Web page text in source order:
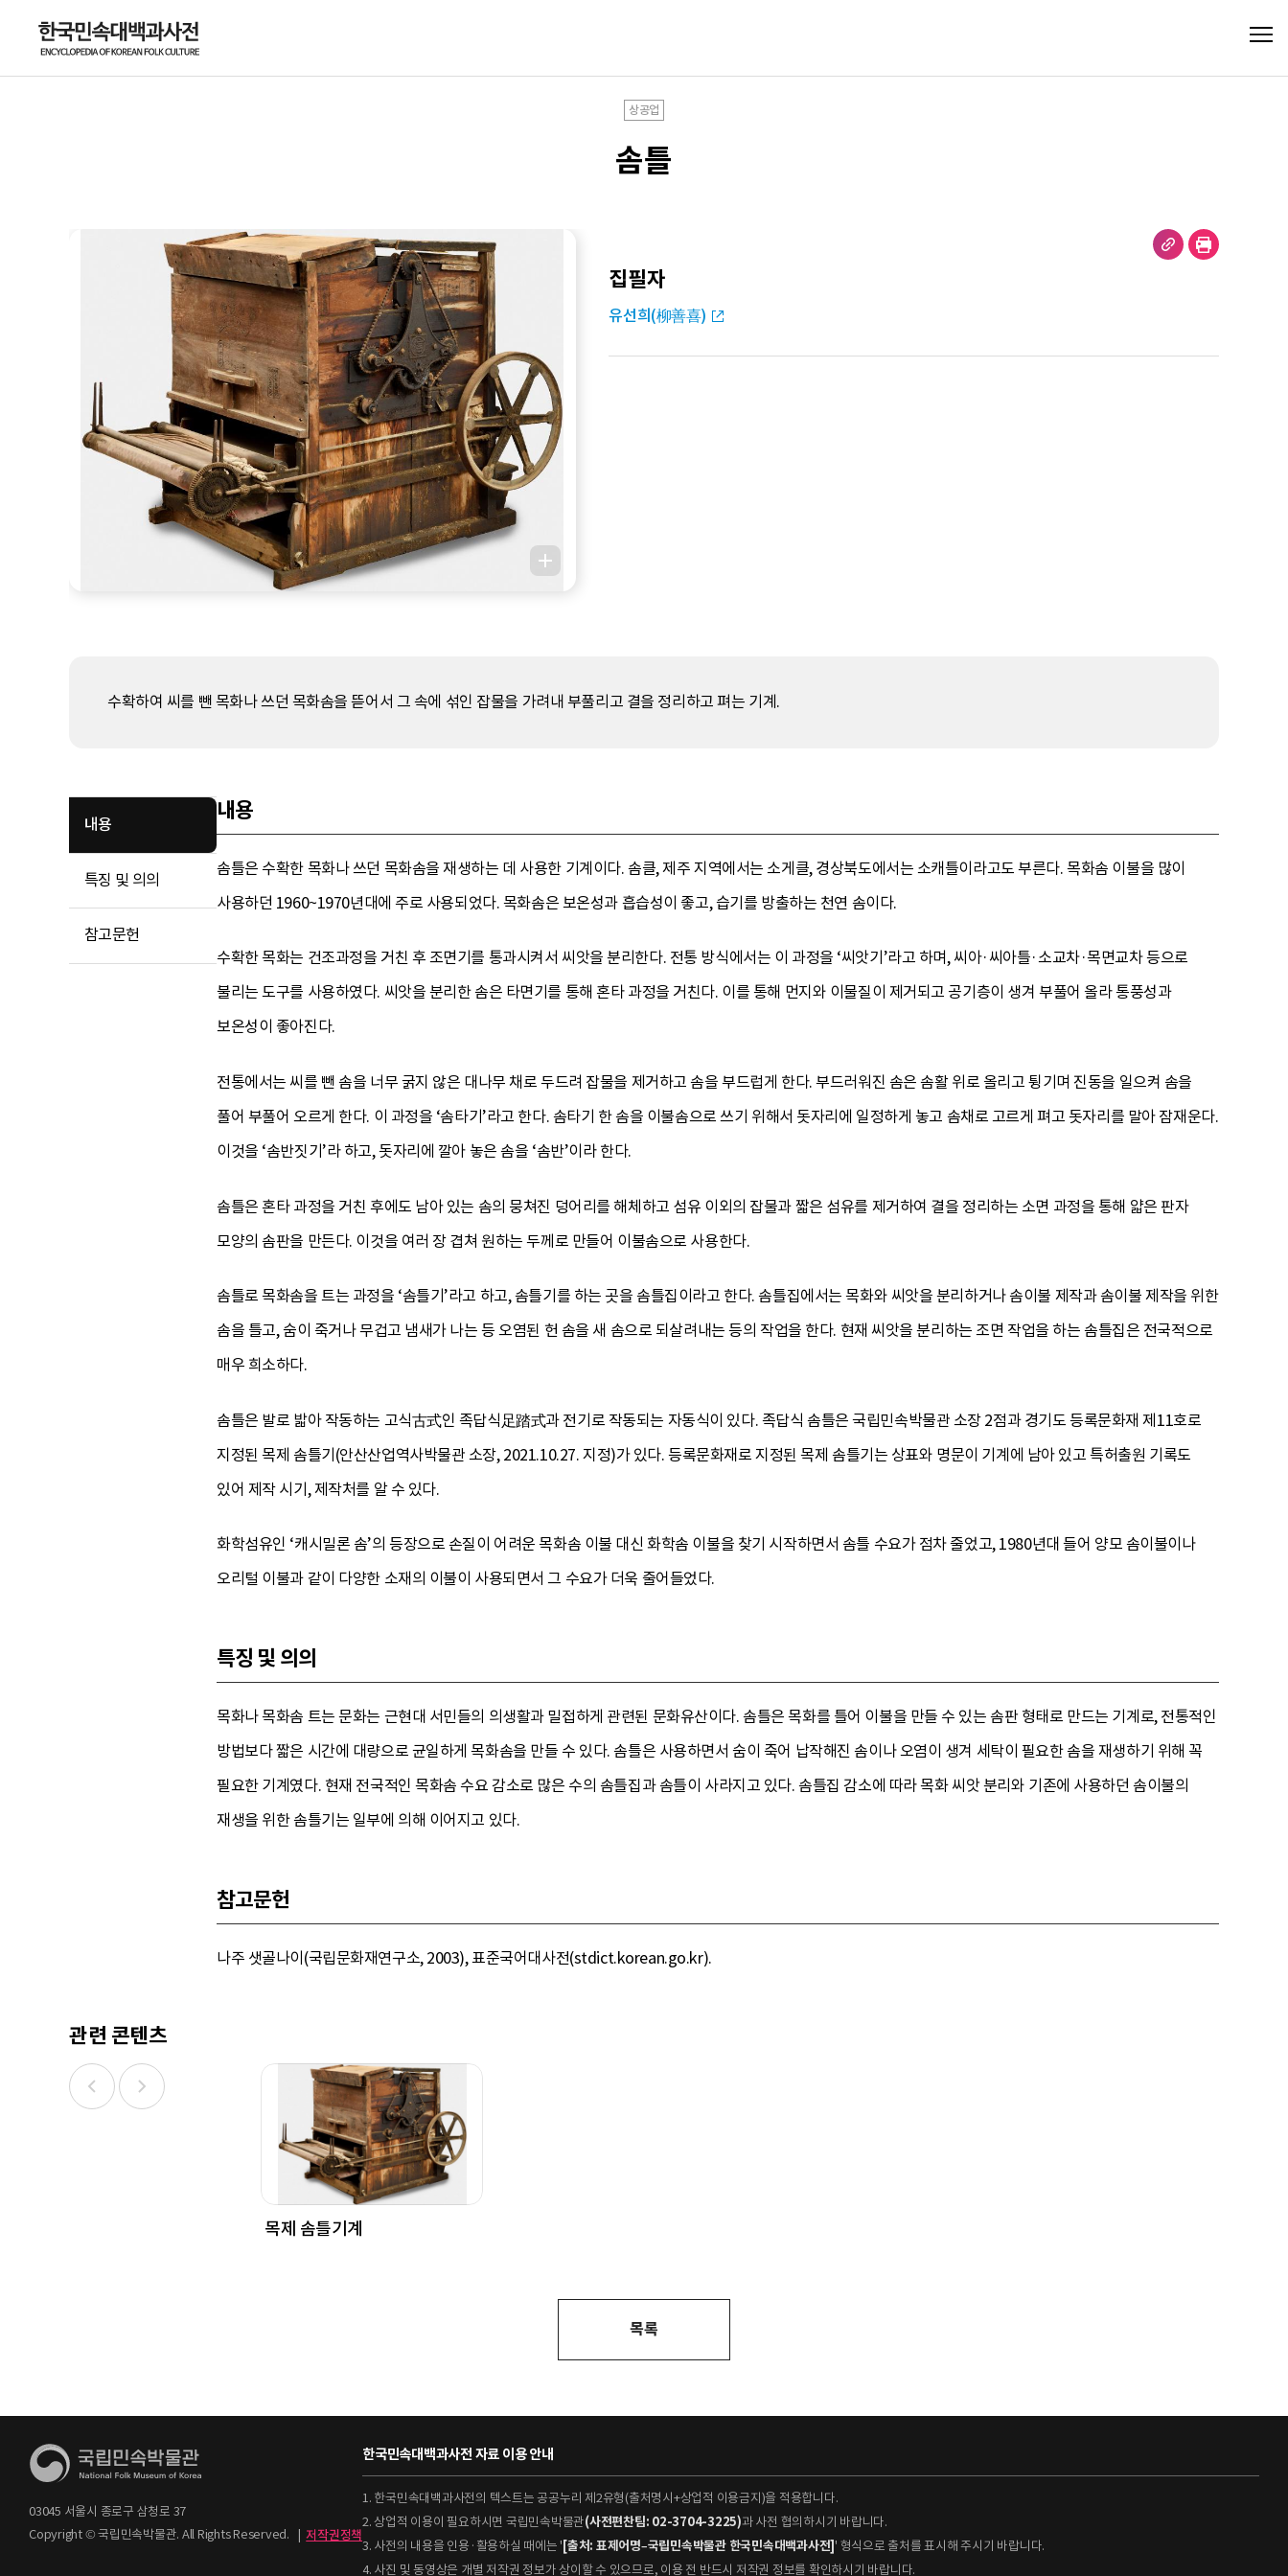
상공업
솜틀
집필자
유선희(柳善喜)
수확하여 씨를 뺀 목화나 쓰던 목화솜을 뜯어서 그 속에 섞인 잡물을 가려내 부풀리고 결을 정리하고 펴는 기계.
내용
특징 및 의의
참고문헌
내용
솜틀은 수확한 목화나 쓰던 목화솜을 재생하는 데 사용한 기계이다. 솜클, 제주 지역에서는 소게클, 경상북도에서는 소캐틀이라고도 부른다. 목화솜 이불을 많이
사용하던 1960~1970년대에 주로 사용되었다. 목화솜은 보온성과 흡습성이 좋고, 습기를 방출하는 천연 솜이다.
수확한 목화는 건조과정을 거친 후 조면기를 통과시켜서 씨앗을 분리한다. 전통 방식에서는 이 과정을 ‘씨앗기’라고 하며, 씨아·씨아틀·소교차·목면교차 등으로
불리는 도구를 사용하였다. 씨앗을 분리한 솜은 타면기를 통해 혼타 과정을 거친다. 이를 통해 먼지와 이물질이 제거되고 공기층이 생겨 부풀어 올라 통풍성과
보온성이 좋아진다.
전통에서는 씨를 뺀 솜을 너무 굵지 않은 대나무 채로 두드려 잡물을 제거하고 솜을 부드럽게 한다. 부드러워진 솜은 솜활 위로 올리고 튕기며 진동을 일으켜 솜을
풀어 부풀어 오르게 한다. 이 과정을 ‘솜타기’라고 한다. 솜타기 한 솜을 이불솜으로 쓰기 위해서 돗자리에 일정하게 놓고 솜채로 고르게 펴고 돗자리를 말아 잠재운다.
이것을 ‘솜반짓기’라 하고, 돗자리에 깔아 놓은 솜을 ‘솜반’이라 한다.
솜틀은 혼타 과정을 거친 후에도 남아 있는 솜의 뭉쳐진 덩어리를 해체하고 섬유 이외의 잡물과 짧은 섬유를 제거하여 결을 정리하는 소면 과정을 통해 얇은 판자
모양의 솜판을 만든다. 이것을 여러 장 겹쳐 원하는 두께로 만들어 이불솜으로 사용한다.
솜틀로 목화솜을 트는 과정을 ‘솜틀기’라고 하고, 솜틀기를 하는 곳을 솜틀집이라고 한다. 솜틀집에서는 목화와 씨앗을 분리하거나 솜이불 제작과 솜이불 제작을 위한
솜을 틀고, 숨이 죽거나 무겁고 냄새가 나는 등 오염된 헌 솜을 새 솜으로 되살려내는 등의 작업을 한다. 현재 씨앗을 분리하는 조면 작업을 하는 솜틀집은 전국적으로
매우 희소하다.
솜틀은 발로 밟아 작동하는 고식古式인 족답식足踏式과 전기로 작동되는 자동식이 있다. 족답식 솜틀은 국립민속박물관 소장 2점과 경기도 등록문화재 제11호로
지정된 목제 솜틀기(안산산업역사박물관 소장, 2021.10.27. 지정)가 있다. 등록문화재로 지정된 목제 솜틀기는 상표와 명문이 기계에 남아 있고 특허출원 기록도
있어 제작 시기, 제작처를 알 수 있다.
화학섬유인 ‘캐시밀론 솜’의 등장으로 손질이 어려운 목화솜 이불 대신 화학솜 이불을 찾기 시작하면서 솜틀 수요가 점차 줄었고, 1980년대 들어 양모 솜이불이나
오리털 이불과 같이 다양한 소재의 이불이 사용되면서 그 수요가 더욱 줄어들었다.
특징 및 의의
목화나 목화솜 트는 문화는 근현대 서민들의 의생활과 밀접하게 관련된 문화유산이다. 솜틀은 목화를 틀어 이불을 만들 수 있는 솜판 형태로 만드는 기계로, 전통적인
방법보다 짧은 시간에 대량으로 균일하게 목화솜을 만들 수 있다. 솜틀은 사용하면서 숨이 죽어 납작해진 솜이나 오염이 생겨 세탁이 필요한 솜을 재생하기 위해 꼭
필요한 기계였다. 현재 전국적인 목화솜 수요 감소로 많은 수의 솜틀집과 솜틀이 사라지고 있다. 솜틀집 감소에 따라 목화 씨앗 분리와 기존에 사용하던 솜이불의
재생을 위한 솜틀기는 일부에 의해 이어지고 있다.
참고문헌
나주 샛골나이(국립문화재연구소, 2003), 표준국어대사전(stdict.korean.go.kr).
관련 콘텐츠
목제 솜틀기계
목록
03045 서울시 종로구 삼청로 37
Copyright © 국립민속박물관. All Rights Reserved.
| 저작권정책
한국민속대백과사전 자료 이용 안내
1. 한국민속대백과사전의 텍스트는 공공누리 제2유형(출처명시+상업적 이용금지)을 적용합니다.
2. 상업적 이용이 필요하시면 국립민속박물관(사전편찬팀: 02-3704-3225)과 사전 협의하시기 바랍니다.
3. 사전의 내용을 인용·활용하실 때에는 ' [출처: 표제어명–국립민속박물관 한국민속대백과사전] ' 형식으로 출처를 표시해 주시기 바랍니다.
4. 사진 및 동영상은 개별 저작권 정보가 상이할 수 있으므로, 이용 전 반드시 저작권 정보를 확인하시기 바랍니다.